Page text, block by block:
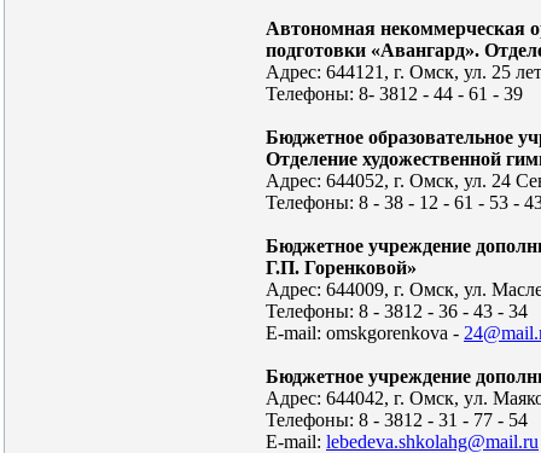
Автономная некоммерческая
подготовки «Авангард».
Адрес: 644121, г. Омск, ул. 25
Телефоны: 8- 3812 - 44 - 61 - 39
Бюджетное образовательное
Отделение художественной
Адрес: 644052, г. Омск, ул. 24
Телефоны: 8 - 38 - 12 - 61 - 53 -
Бюджетное учреждение
Г.П. Горенковой»
Адрес: 644009, г. Омск, ул.
Телефоны: 8 - 3812 - 36 - 43 - 34
E-mail: omskgorenkova -
Бюджетное учреждение
Адрес: 644042, г. Омск, yл.
Телефоны: 8 - 3812 - 31 - 77 - 54
E-mail: lebedeva.shkolahg@mail.ru